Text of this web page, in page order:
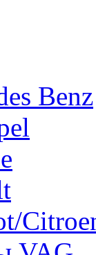
Benz